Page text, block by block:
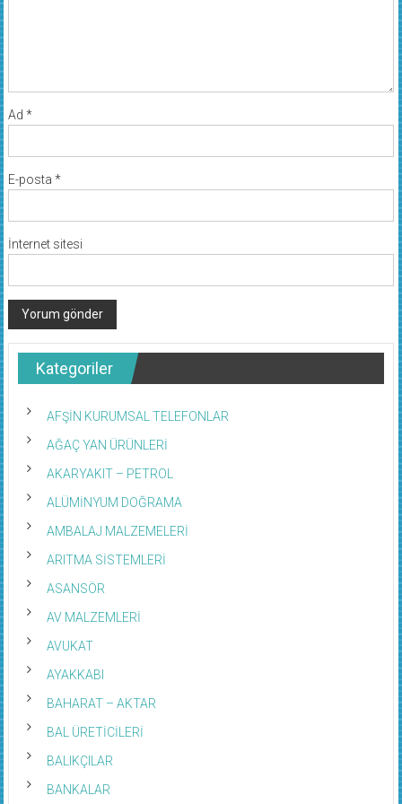
Ad *
E-posta *
İnternet sitesi
Kategoriler
AFŞİN KURUMSAL TELEFONLAR
AĞAÇ YAN ÜRÜNLERİ
AKARYAKIT – PETROL
ALÜMİNYUM DOĞRAMA
AMBALAJ MALZEMELERİ
ARITMA SİSTEMLERİ
ASANSÖR
AV MALZEMLERİ
AVUKAT
AYAKKABI
BAHARAT – AKTAR
BAL ÜRETİCİLERİ
BALIKÇILAR
BANKALAR